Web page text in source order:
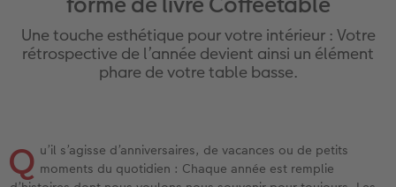
Étui personnalisé
Pochette souvenirs
Premières étapes
Tirages photo sur papier recyclé
Poster premium
Tirages immédiats
Affiche carte personnalisée
Pêle-mêle
Photo sur alu-dibond
Autres occasions
Cartes à rabat
Carte à l’unité
Jeux
École et bureau
Tirages créatifs
Coques en silicone
Coques en polycarbonate
Coques avec cordon
Calendriers muraux avec design
Calendrier mural A4
Calendrier de bureau carré
Carte de vœux personnalisée
Planche de photos
Photos d’identité biométriques
pour l’anniversaire
Cadeaux de fête des mères
pour les jeunes mariés
Mariage
Livre de l’année
App
Une touche esthétique pour votre intérieur : Votre
rétrospective de l’année devient ainsi un élément
phare de votre table basse.
Q u’il s’agisse d’anniversaires, de vacances ou de petits
moments du quotidien : Chaque année est remplie